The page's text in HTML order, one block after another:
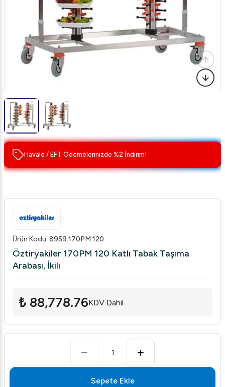
Havale / EFT Ödemelerinizde %2 İndirim!
Ürün Kodu: 8959.170PM.120
Öztiryakiler 170PM 120 Katlı Tabak Taşıma
Arabası, İkili
₺ 88,778.76KDV Dahil
1
Sepete Ekle